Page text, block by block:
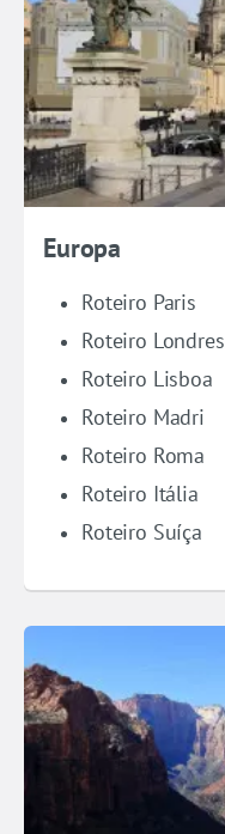
Europa
Roteiro Paris
Roteiro Londres
Roteiro Lisboa
Roteiro Madri
Roteiro Roma
Roteiro Itália
Roteiro Suíça